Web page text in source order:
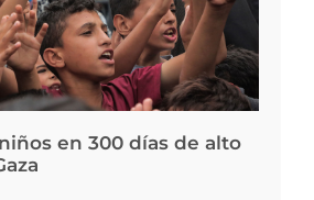
en 300 días de alto